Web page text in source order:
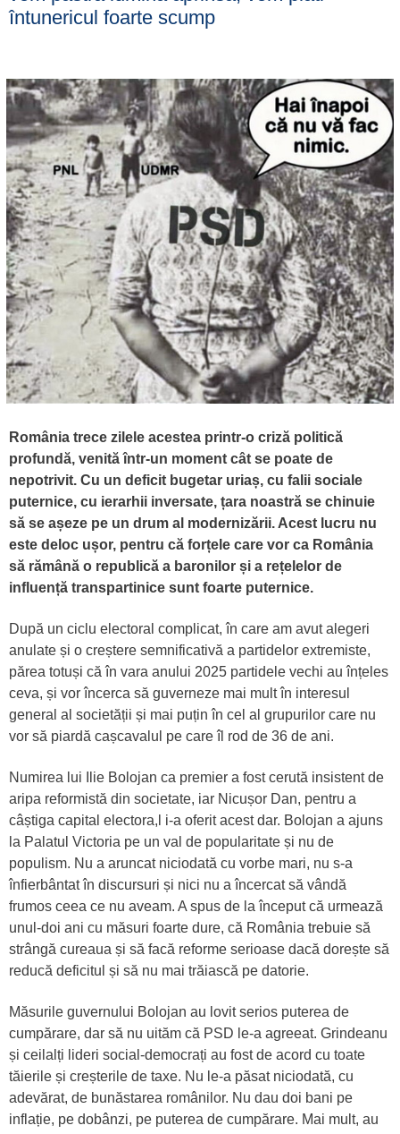
întunericul foarte scump
România trece zilele acestea printr-o criză politică
profundă, venită într-un moment cât se poate de
nepotrivit. Cu un deficit bugetar uriaș, cu falii sociale
puternice, cu ierarhii inversate, țara noastră se chinuie
să se așeze pe un drum al modernizării. Acest lucru nu
este deloc ușor, pentru că forțele care vor ca România
să rămână o republică a baronilor și a rețelelor de
influență transpartinice sunt foarte puternice.
După un ciclu electoral complicat, în care am avut alegeri
anulate și o creștere semnificativă a partidelor extremiste,
părea totuși că în vara anului 2025 partidele vechi au înțeles
ceva, și vor încerca să guverneze mai mult în interesul
general al societății și mai puțin în cel al grupurilor care nu
vor să piardă cașcavalul pe care îl rod de 36 de ani.
Numirea lui Ilie Bolojan ca premier a fost cerută insistent de
aripa reformistă din societate, iar Nicușor Dan, pentru a
câștiga capital electora,l i-a oferit acest dar. Bolojan a ajuns
la Palatul Victoria pe un val de popularitate și nu de
populism. Nu a aruncat niciodată cu vorbe mari, nu s-a
înfierbântat în discursuri și nici nu a încercat să vândă
frumos ceea ce nu aveam. A spus de la început că urmează
unul-doi ani cu măsuri foarte dure, că România trebuie să
strângă cureaua și să facă reforme serioase dacă dorește să
reducă deficitul și să nu mai trăiască pe datorie.
Măsurile guvernului Bolojan au lovit serios puterea de
cumpărare, dar să nu uităm că PSD le-a agreeat. Grindeanu
și ceilalți lideri social-democrați au fost de acord cu toate
tăierile și creșterile de taxe. Nu le-a păsat niciodată, cu
adevărat, de bunăstarea românilor. Nu dau doi bani pe
inflație, pe dobânzi, pe puterea de cumpărare. Mai mult, au